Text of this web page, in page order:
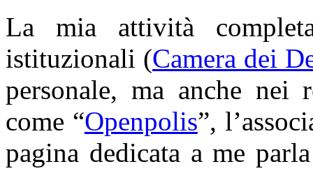
La mia attività
istituzionali (Camera dei
personale, ma anche nei
come “Openpolis”,
pagina dedicata a me